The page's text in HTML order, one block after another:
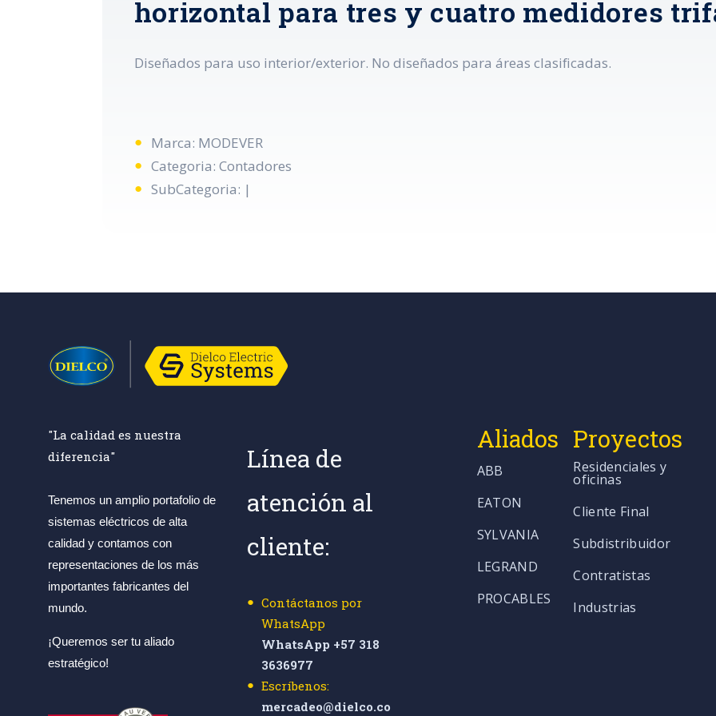
horizontal para tres y cuatro medidores
Diseñados para uso interior/exterior. No diseñados para áreas clasificadas.
Marca: MODEVER
Categoria: Contadores
SubCategoria: |
"La calidad es nuestra
diferencia"
Tenemos un amplio portafolio de
sistemas eléctricos de alta
calidad y contamos con
representaciones de los más
importantes fabricantes del
mundo.
¡Queremos ser tu aliado
estratégico!
Línea de
atención al
cliente:
Contáctanos por
WhatsApp
WhatsApp +57 318
3636977
Escríbenos:
mercadeo@dielco.co
Aliados
ABB
EATON
SYLVANIA
LEGRAND
PROCABLES
Proyectos
Residenciales y
oficinas
Cliente Final
Subdistribuidor
Contratistas
Industrias